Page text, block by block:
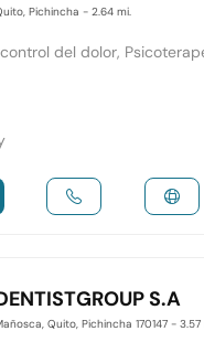
Pichincha - 2.64 mi.
del dolor,
S.A
Quito, Pichincha 170147 - 3.57